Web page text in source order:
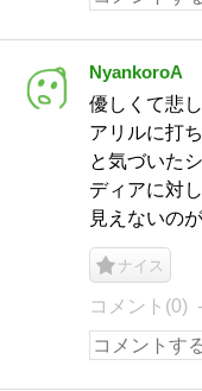
NyankoroA
優しくて悲
アリルに打
と気づいた
ディアに対
見えないのが
ナイス
コメント(0)